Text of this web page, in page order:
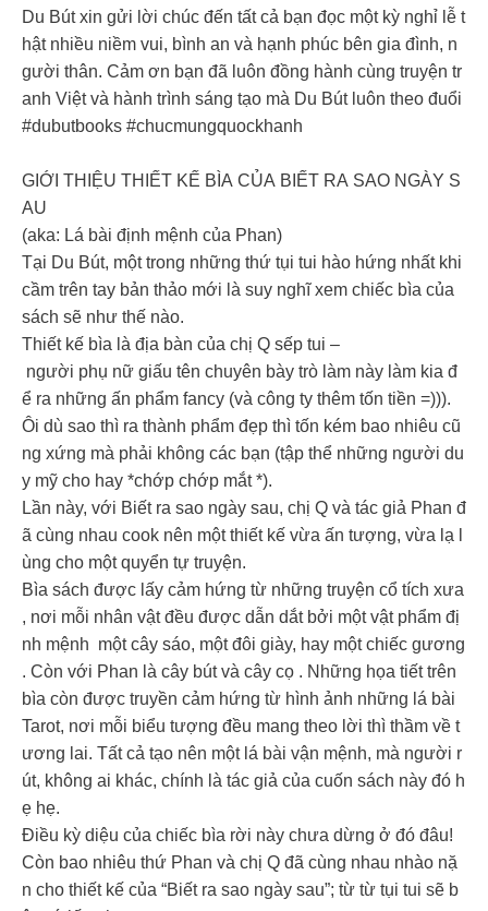
Du Bút xin gửi lời chúc đến tất cả bạn đọc một kỳ nghỉ lễ t
hật nhiều niềm vui, bình an và hạnh phúc bên gia đình, n
gười thân. Cảm ơn bạn đã luôn đồng hành cùng truyện tr
anh Việt và hành trình sáng tạo mà Du Bút luôn theo đuổi
#dubutbooks #chucmungquockhanh
GIỚI THIỆU THIẾT KẾ BÌA CỦA BIẾT RA SAO NGÀY S
AU
(aka: Lá bài định mệnh của Phan)
Tại Du Bút, một trong những thứ tụi tui hào hứng nhất khi
cầm trên tay bản thảo mới là suy nghĩ xem chiếc bìa của
sách sẽ như thế nào.
Thiết kế bìa là địa bàn của chị Q sếp tui –
người phụ nữ giấu tên chuyên bày trò làm này làm kia đ
ể ra những ấn phẩm fancy (và công ty thêm tốn tiền =))).
Ôi dù sao thì ra thành phẩm đẹp thì tốn kém bao nhiêu cũ
ng xứng mà phải không các bạn (tập thể những người du
y mỹ cho hay *chớp chớp mắt *).
Lần này, với Biết ra sao ngày sau, chị Q và tác giả Phan đ
ã cùng nhau cook nên một thiết kế vừa ấn tượng, vừa lạ l
ùng cho một quyển tự truyện.
Bìa sách được lấy cảm hứng từ những truyện cổ tích xưa
, nơi mỗi nhân vật đều được dẫn dắt bởi một vật phẩm đị
nh mệnh một cây sáo, một đôi giày, hay một chiếc gương
. Còn với Phan là cây bút và cây cọ . Những họa tiết trên
bìa còn được truyền cảm hứng từ hình ảnh những lá bài
Tarot, nơi mỗi biểu tượng đều mang theo lời thì thầm về t
ương lai. Tất cả tạo nên một lá bài vận mệnh, mà người r
út, không ai khác, chính là tác giả của cuốn sách này đó h
ẹ hẹ.
Điều kỳ diệu của chiếc bìa rời này chưa dừng ở đó đâu!
Còn bao nhiêu thứ Phan và chị Q đã cùng nhau nhào nặ
n cho thiết kế của “Biết ra sao ngày sau”; từ từ tụi tui sẽ b